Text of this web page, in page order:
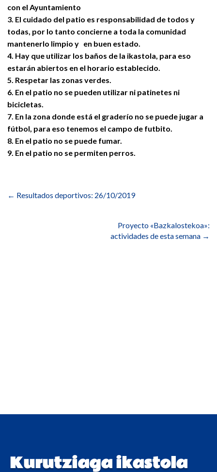
con el Ayuntamiento
3. El cuidado del patio es responsabilidad de todos y
todas, por lo tanto concierne a toda la comunidad
mantenerlo limpio y en buen estado.
4. Hay que utilizar los baños de la ikastola, para eso
estarán abiertos en el horario establecido.
5. Respetar las zonas verdes.
6. En el patio no se pueden utilizar ni patinetes ni
bicicletas.
7. En la zona donde está el graderío no se puede jugar a
fútbol, para eso tenemos el campo de futbito.
8. En el patio no se puede fumar.
9. En el patio no se permiten perros.
de
← Resultados deportivos: 26/10/2019
Proyecto «Bazkalostekoa»:
actividades de esta semana →
Kurutziaga ikastola